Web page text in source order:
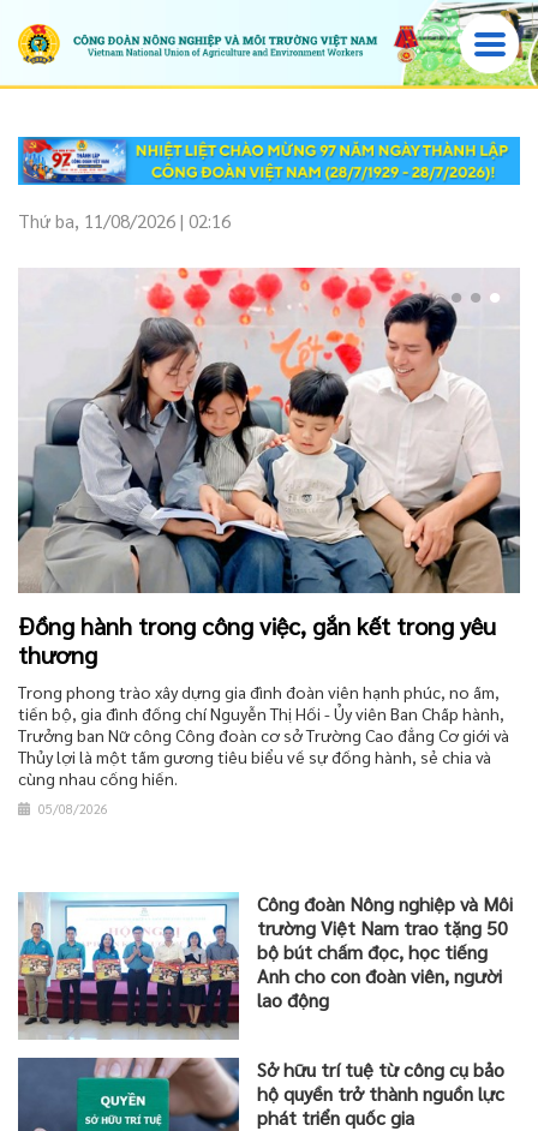
Thứ ba, 11/08/2026 | 02:16
Đồng hành trong công việc, gắn kết trong yêu
thương
Trong phong trào xây dựng gia đình đoàn viên hạnh phúc, no ấm,
tiến bộ, gia đình đồng chí Nguyễn Thị Hồi - Ủy viên Ban Chấp hành,
Trưởng ban Nữ công Công đoàn cơ sở Trường Cao đẳng Cơ giới và
Thủy lợi là một tấm gương tiêu biểu về sự đồng hành, sẻ chia và
cùng nhau cống hiến.
05/08/2026
Công đoàn Nông nghiệp và Môi
trường Việt Nam trao tặng 50
bộ bút chấm đọc, học tiếng
Anh cho con đoàn viên, người
lao động
Sở hữu trí tuệ từ công cụ bảo
hộ quyền trở thành nguồn lực
phát triển quốc gia